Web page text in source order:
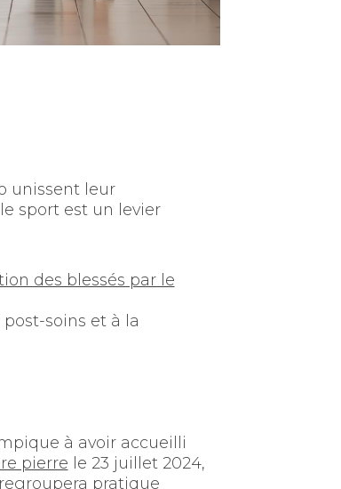
unissent leur
sport est un levier
des blessés par le
soins et à la
à avoir accueilli
pierre le 23 juillet 2024,
pratique